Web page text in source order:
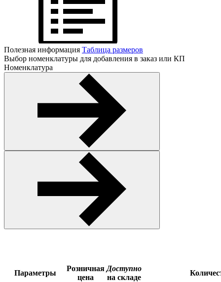
Полезная информация Таблица размеров
Выбор номенклатуры для добавления в заказ или КП
Номенклатура
Параметры
Розничная
цена
Доступно
на складе